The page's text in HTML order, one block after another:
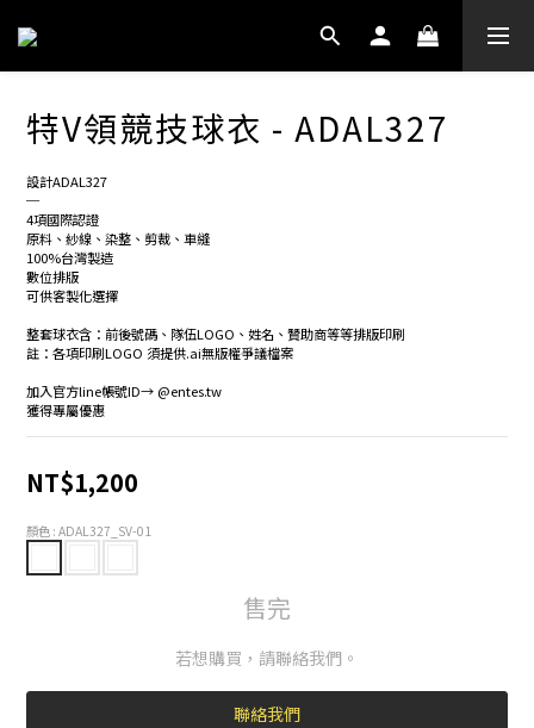
特V領競技球衣 - ADAL327
設計ADAL327
─
4項國際認證
原料、紗線、染整、剪裁、車縫
100%台灣製造
數位排版
可供客製化選擇
整套球衣含：前後號碼、隊伍LOGO、姓名、贊助商等等排版印刷
註：各項印刷LOGO 須提供.ai無版權爭議檔案
加入官方line帳號ID→ @entes.tw
獲得專屬優惠
NT$1,200
顏色 : ADAL327_SV-01
售完
若想購買，請聯絡我們。
聯絡我們